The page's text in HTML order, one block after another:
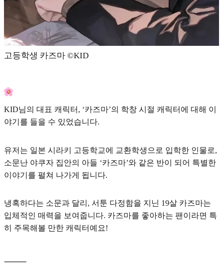
고등학생 카즈마 ©KID
KID님의 대표 캐릭터, ‘카즈마’의 학창 시절 캐릭터에 대해 이
야기를 들을 수 있었습니다.
유저는 일본 시라키 고등학교에 교환학생으로 입학한 인물로,
소문난 야쿠자 집안의 아들 ‘카즈마’와 같은 반이 되어 특별한
이야기를 펼쳐 나가게 됩니다.
냉혹하다는 소문과 달리, 서툰 다정함을 지닌 19살 카즈마는
입체적인 매력을 보여줍니다. 카즈마를 좋아하는 팬이라면 특
히 주목해볼 만한 캐릭터예요!
⸻